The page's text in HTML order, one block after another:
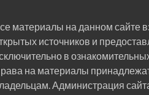
материалы на данном сайте
источников и
в
на материалы
Администрация